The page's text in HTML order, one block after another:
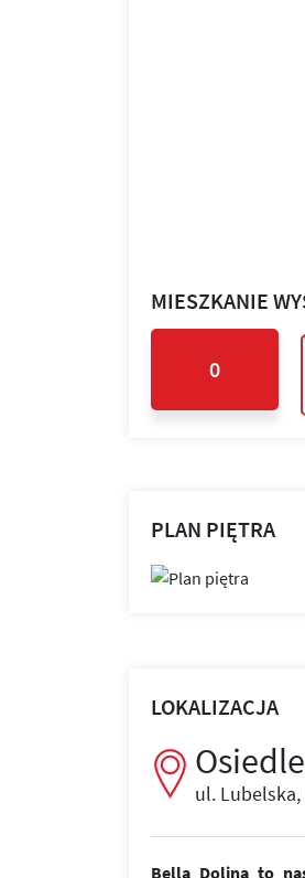
MIESZKANIE
0
PLAN PIĘTRA
LOKALIZACJA
ul. Lubelska,
Bella Dolina to